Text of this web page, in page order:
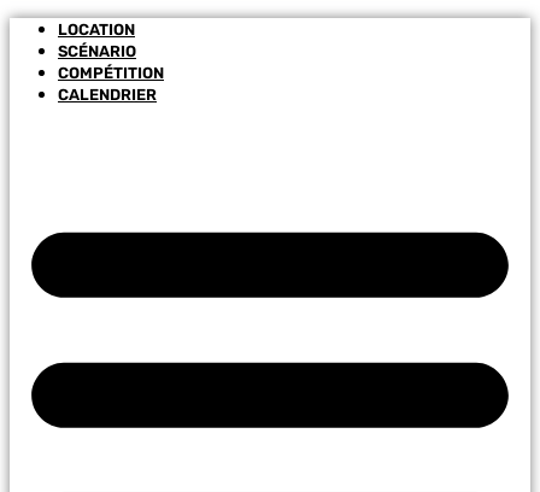
LOCATION
SCÉNARIO
COMPÉTITION
CALENDRIER